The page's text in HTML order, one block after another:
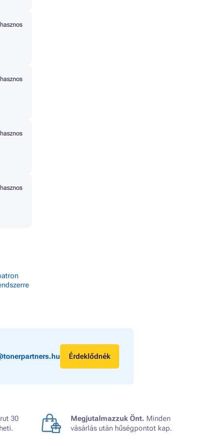
Érdeklődnék
30
Megjutalmazzuk Önt. Minden
vásárlás után hűségpontot kap.